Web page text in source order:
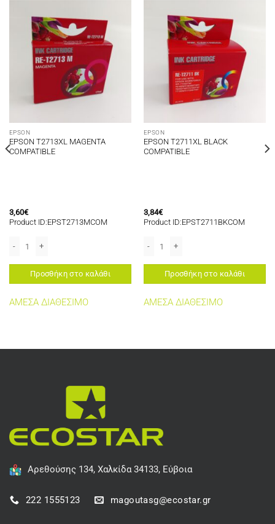
EPSON
EPSON T2713XL MAGENTA
COMPATIBLE
3,60€
Product ID:EPST2713MCOM
Προσθήκη στο καλάθι
ΑΜΕΣΑ ΔΙΑΘΕΣΙΜΟ
EPSON
EPSON T2711XL BLACK
COMPATIBLE
3,84€
Product ID:EPST2711BKCOM
Προσθήκη στο καλάθι
ΑΜΕΣΑ ΔΙΑΘΕΣΙΜΟ
Αρεθούσης 134, Χαλκίδα 34133, Εύβοια
222 1555123 magoutasg@ecostar.gr